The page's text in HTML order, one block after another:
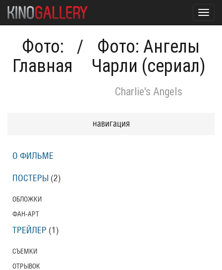
Фото:
Главная
/
Фото: Ангелы
Чарли (сериал)
Charlie's Angels
навигация
О ФИЛЬМЕ
ПОСТЕРЫ (2)
ОБЛОЖКИ
ФАН-АРТ
ТРЕЙЛЕР (1)
СЪЕМКИ
ОТРЫВОК